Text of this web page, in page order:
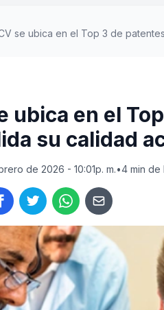
se ubica en el Top 3 de
ubica en el
su calidad
de 2026 - 10:01p. m.•4 min de